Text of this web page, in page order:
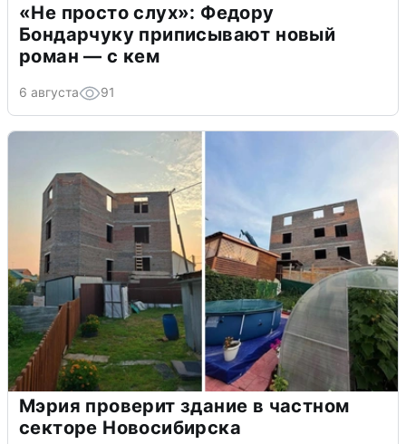
«Не просто слух»: Федору
Бондарчуку приписывают новый
роман — с кем
6 августа 91
Мэрия проверит здание в частном
секторе Новосибирска